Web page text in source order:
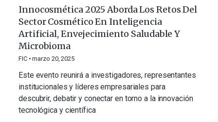
Innocosmética 2025 Aborda Los Retos Del
Sector Cosmético En Inteligencia
Artificial, Envejecimiento Saludable Y
Microbioma
FIC marzo 20, 2025
Este evento reunirá a investigadores, representantes
institucionales y líderes empresariales para
descubrir, debatir y conectar en torno a la innovación
tecnológica y científica